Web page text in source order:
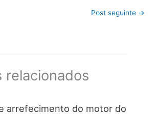
Post seguinte →
relacionados
arrefecimento do motor do